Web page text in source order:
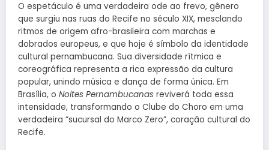
O espetáculo é uma verdadeira ode ao frevo, gênero
que surgiu nas ruas do Recife no século XIX, mesclando
ritmos de origem afro-brasileira com marchas e
dobrados europeus, e que hoje é símbolo da identidade
cultural pernambucana. Sua diversidade rítmica e
coreográfica representa a rica expressão da cultura
popular, unindo música e dança de forma única. Em
Brasília, o Noites Pernambucanas reviverá toda essa
intensidade, transformando o Clube do Choro em uma
verdadeira “sucursal do Marco Zero”, coração cultural do
Recife.